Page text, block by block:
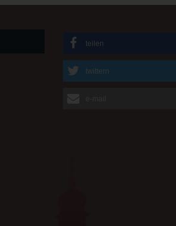
teilen
twittern